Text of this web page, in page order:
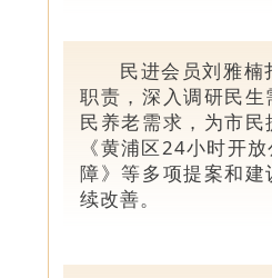
民进会员刘雅楠
职责，深入调研民
民养老需求，为市民
《黄浦区24小时开
障》等多项提案和
续改善。